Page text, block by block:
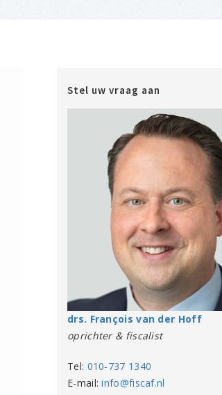
Stel uw vraag aan
drs. François van der Hoff
oprichter & fiscalist
Tel: 010-737 1340
E-mail:info@fiscaf.nl